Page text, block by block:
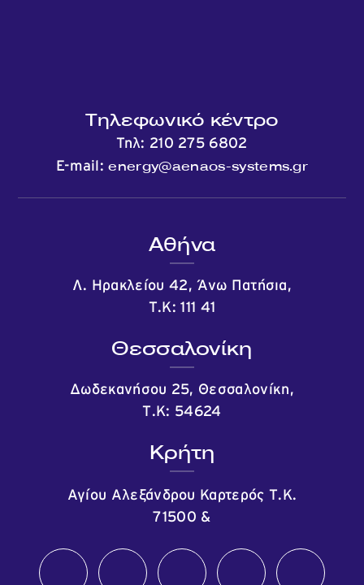
Τηλεφωνικό κέντρο
Τηλ: 210 275 6802
E-mail:energy@aenaos-systems.gr
Αθήνα
Λ. Ηρακλείου 42, Άνω Πατήσια,
Τ.Κ: 111 41
Θεσσαλονίκη
Δωδεκανήσου 25, Θεσσαλονίκη,
Τ.Κ: 54624
Κρήτη
Αγίου Αλεξάνδρου Καρτερός Τ.Κ.
71500 &